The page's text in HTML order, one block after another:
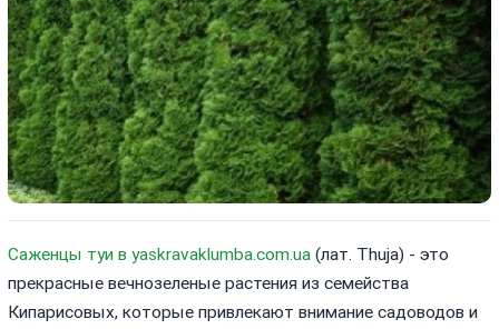
Саженцы туи в yaskravaklumba.com.ua(лат. Thuja) - это
прекрасные вечнозеленые растения из семейства
Кипарисовых, которые привлекают внимание садоводов и